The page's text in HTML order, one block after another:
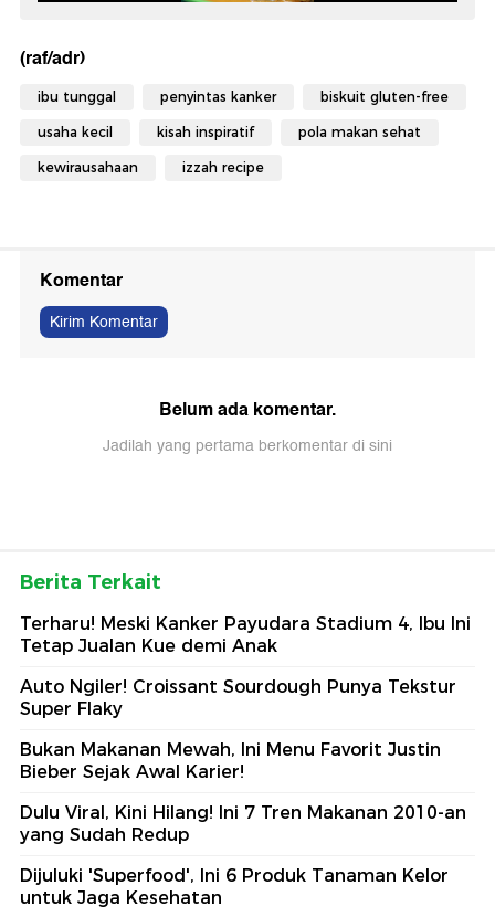
(raf/adr)
ibu tunggal penyintas kanker biskuit gluten-free
usaha kecil kisah inspiratif pola makan sehat
kewirausahaan izzah recipe
Komentar
Kirim Komentar
Belum ada komentar.
Jadilah yang pertama berkomentar di sini
Berita Terkait
Terharu! Meski Kanker Payudara Stadium 4, Ibu Ini
Tetap Jualan Kue demi Anak
Auto Ngiler! Croissant Sourdough Punya Tekstur
Super Flaky
Bukan Makanan Mewah, Ini Menu Favorit Justin
Bieber Sejak Awal Karier!
Dulu Viral, Kini Hilang! Ini 7 Tren Makanan 2010-an
yang Sudah Redup
Dijuluki 'Superfood', Ini 6 Produk Tanaman Kelor
untuk Jaga Kesehatan